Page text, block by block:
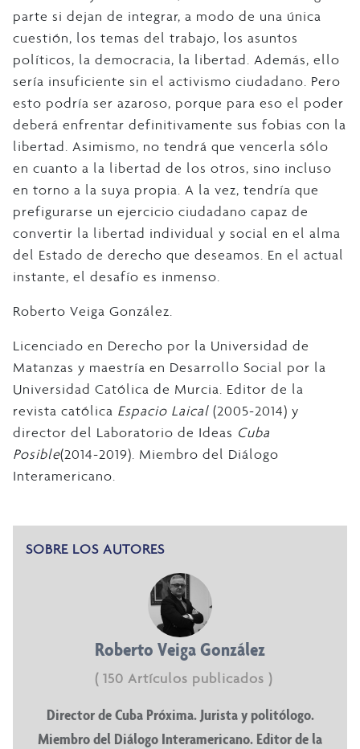
parte si dejan de integrar, a modo de una única
cuestión, los temas del trabajo, los asuntos
políticos, la democracia, la libertad. Además, ello
sería insuficiente sin el activismo ciudadano. Pero
esto podría ser azaroso, porque para eso el poder
deberá enfrentar definitivamente sus fobias con la
libertad. Asimismo, no tendrá que vencerla sólo
en cuanto a la libertad de los otros, sino incluso
en torno a la suya propia. A la vez, tendría que
prefigurarse un ejercicio ciudadano capaz de
convertir la libertad individual y social en el alma
del Estado de derecho que deseamos. En el actual
instante, el desafío es inmenso.
Roberto Veiga González.
Licenciado en Derecho por la Universidad de
Matanzas y maestría en Desarrollo Social por la
Universidad Católica de Murcia. Editor de la
revista católica Espacio Laical (2005-2014) y
director del Laboratorio de Ideas Cuba
Posible(2014-2019). Miembro del Diálogo
Interamericano.
SOBRE LOS AUTORES
Roberto Veiga González
( 150 Artículos publicados )
Director de Cuba Próxima. Jurista y politólogo.
Miembro del Diálogo Interamericano. Editor de la